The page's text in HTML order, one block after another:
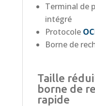
Terminal de
intégré
Protocole
Borne de
Taille
borne de
rapide